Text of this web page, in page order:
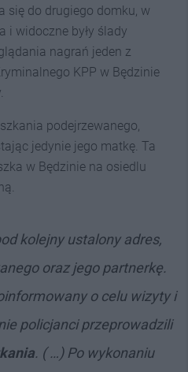
się do drugiego domku, w
i widoczne były ślady
nagrań jeden z
KPP w Będzinie
podejrzewanego,
jedynie jego matkę. Ta
w Będzinie na osiedlu
kolejny ustalony adres,
oraz jego partnerkę.
o celu wizyty i
policjanci przeprowadzili
. ( …) Po wykonaniu